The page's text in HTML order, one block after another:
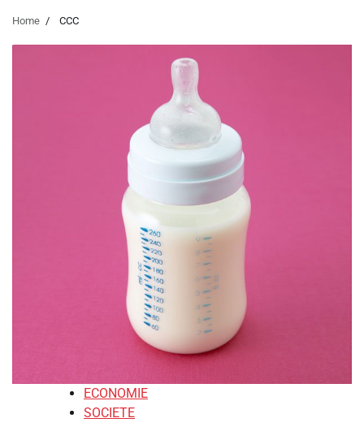
Home CCC
ECONOMIE
SOCIETE